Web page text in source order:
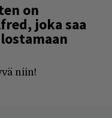
on
joka saa
niin!